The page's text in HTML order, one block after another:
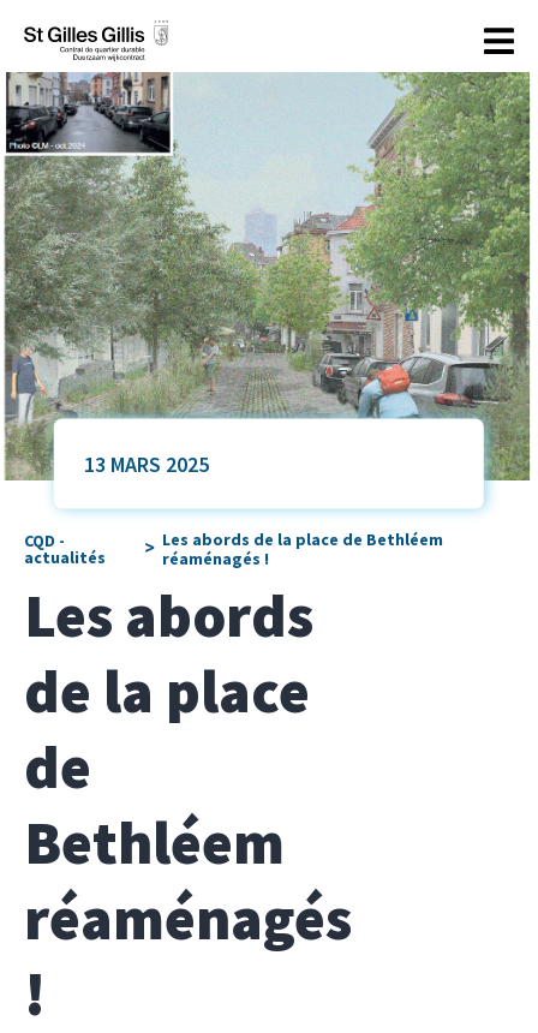
principal
13 MARS 2025
CQD -
actualités > Les abords de la place de Bethléem
réaménagés !
Les abords
de la place
de
Bethléem
réaménagés
!